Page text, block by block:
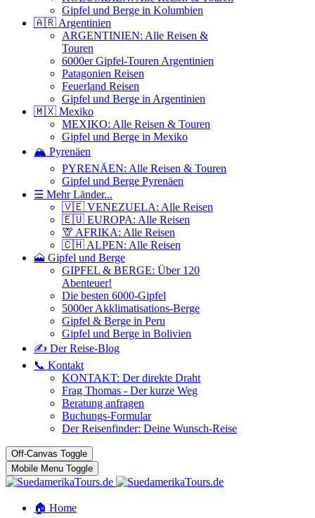
Gipfel und Berge in Kolumbien
🇦🇷 Argentinien
ARGENTINIEN: Alle Reisen &
Touren
6000er Gipfel-Touren Argentinien
Patagonien Reisen
Feuerland Reisen
Gipfel und Berge in Argentinien
🇲🇽 Mexiko
MEXIKO: Alle Reisen & Touren
Gipfel und Berge in Mexiko
🏔️ Pyrenäen
PYRENÄEN: Alle Reisen & Touren
Gipfel und Berge Pyrenäen
☰ Mehr Länder...
🇻🇪 VENEZUELA: Alle Reisen
🇪🇺 EUROPA: Alle Reisen
🦒 AFRIKA: Alle Reisen
🇨🇭 ALPEN: Alle Reisen
🗻 Gipfel und Berge
GIPFEL & BERGE: Über 120
Abenteuer!
Die besten 6000-Gipfel
5000er Akklimatisations-Berge
Gipfel & Berge in Peru
Gipfel und Berge in Bolivien
✍️ Der Reise-Blog
📞 Kontakt
KONTAKT: Der direkte Draht
Frag Thomas - Der kurze Weg
Beratung anfragen
Buchungs-Formular
Der Reisenfinder: Deine Wunsch-Reise
Off-Canvas Toggle
Mobile Menu Toggle
🏠 Home